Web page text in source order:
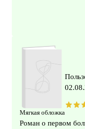
Мягкая обложка
Роман о первом